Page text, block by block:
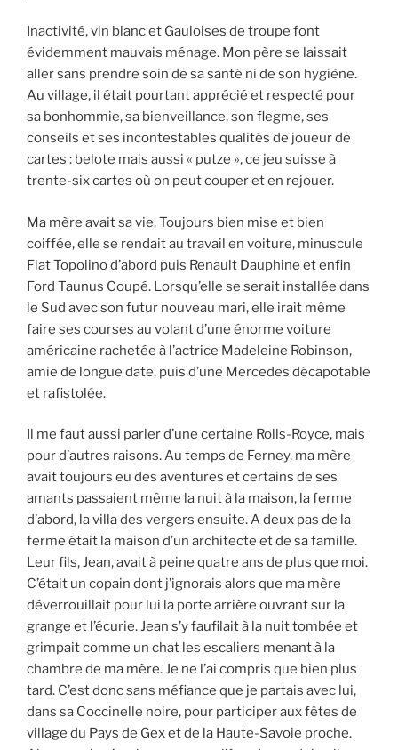
Inactivité, vin blanc et Gauloises de troupe font
évidemment mauvais ménage. Mon père se laissait
aller sans prendre soin de sa santé ni de son hygiène.
Au village, il était pourtant apprécié et respecté pour
sa bonhommie, sa bienveillance, son flegme, ses
conseils et ses incontestables qualités de joueur de
cartes : belote mais aussi « putze », ce jeu suisse à
trente-six cartes où on peut couper et en rejouer.
Ma mère avait sa vie. Toujours bien mise et bien
coiffée, elle se rendait au travail en voiture, minuscule
Fiat Topolino d’abord puis Renault Dauphine et enfin
Ford Taunus Coupé. Lorsqu’elle se serait installée dans
le Sud avec son futur nouveau mari, elle irait même
faire ses courses au volant d’une énorme voiture
américaine rachetée à l’actrice Madeleine Robinson,
amie de longue date, puis d’une Mercedes décapotable
et rafistolée.
Il me faut aussi parler d’une certaine Rolls-Royce, mais
pour d’autres raisons. Au temps de Ferney, ma mère
avait toujours eu des aventures et certains de ses
amants passaient même la nuit à la maison, la ferme
d’abord, la villa des vergers ensuite. A deux pas de la
ferme était la maison d’un architecte et de sa famille.
Leur fils, Jean, avait à peine quatre ans de plus que moi.
C’était un copain dont j’ignorais alors que ma mère
déverrouillait pour lui la porte arrière ouvrant sur la
grange et l’écurie. Jean s’y faufilait à la nuit tombée et
grimpait comme un chat les escaliers menant à la
chambre de ma mère. Je ne l’ai compris que bien plus
tard. C’est donc sans méfiance que je partais avec lui,
dans sa Coccinelle noire, pour participer aux fêtes de
village du Pays de Gex et de la Haute-Savoie proche.